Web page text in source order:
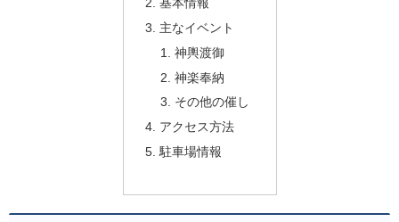
主なイベント
神輿渡御
神楽奉納
その他の催し
アクセス方法
駐車場情報